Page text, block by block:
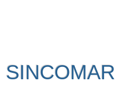
SINCOMAR